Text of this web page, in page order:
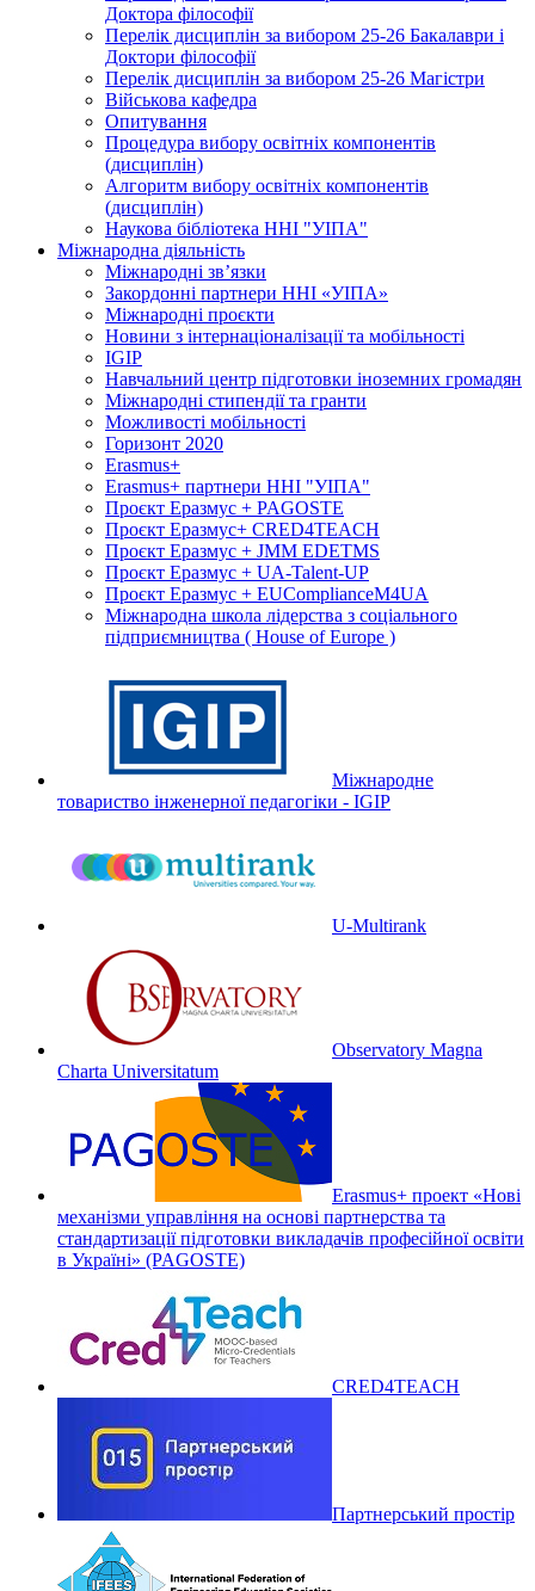
Доктора філософії
Перелік дисциплін за вибором 25-26 Бакалаври і
Доктори філософії
Перелік дисциплін за вибором 25-26 Магістри
Військова кафедра
Опитування
Процедура вибору освітніх компонентів
(дисциплін)
Алгоритм вибору освітніх компонентів
(дисциплін)
Наукова бібліотека ННІ "УІПА"
Міжнародна діяльність
Міжнародні зв’язки
Закордонні партнери ННІ «УІПА»
Міжнародні проєкти
Новини з інтернаціоналізації та мобільності
IGIP
Навчальний центр підготовки іноземних громадян
Міжнародні стипендії та гранти
Можливості мобільності
Горизонт 2020
Erasmus+
Erasmus+ партнери ННІ "УІПА"
Проєкт Еразмус + PAGOSTE
Проєкт Еразмус+ CRED4TEACH
Проєкт Еразмус + JMM EDETMS
Проєкт Еразмус + UA-Talent-UP
Проєкт Еразмус + EUComplianceM4UA
Міжнародна школа лідерства з соціального
підприємництва ( House of Europe )
Міжнародне
товариство інженерної педагогіки - IGIP
U-Multirank
Observatory Magna
Charta Universitatum
Erasmus+ проект «Нові
механізми управління на основі партнерства та
стандартизації підготовки викладачів професійної освіти
в Україні» (PAGOSTE)
CRED4TEACH
Партнерський простір